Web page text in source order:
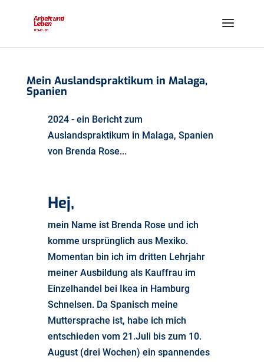
Mein Auslandspraktikum in Malaga,
Spanien
2024 - ein Bericht zum
Auslandspraktikum in Malaga, Spanien
von Brenda Rose...
Hej,
mein Name ist Brenda Rose und ich
komme ursprünglich aus Mexiko.
Momentan bin ich im dritten Lehrjahr
meiner Ausbildung als Kauffrau im
Einzelhandel bei Ikea in Hamburg
Schnelsen. Da Spanisch meine
Muttersprache ist, habe ich mich
entschieden vom 21.Juli bis zum 10.
August (drei Wochen) ein spannendes